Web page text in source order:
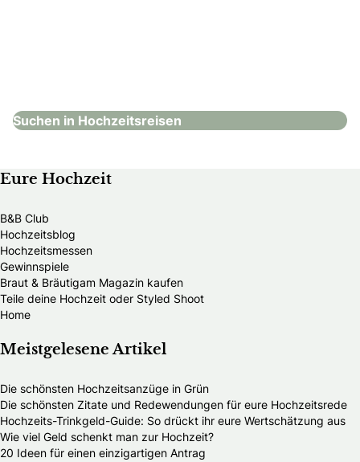
Suchen in Hochzeitsreisen
Eure Hochzeit
B&B Club
Hochzeitsblog
Hochzeitsmessen
Gewinnspiele
Braut & Bräutigam Magazin kaufen
Teile deine Hochzeit oder Styled Shoot
Home
Meistgelesene Artikel
Die schönsten Hochzeitsanzüge in Grün
Die schönsten Zitate und Redewendungen für eure Hochzeitsrede
Hochzeits-Trinkgeld-Guide: So drückt ihr eure Wertschätzung aus
Wie viel Geld schenkt man zur Hochzeit?
20 Ideen für einen einzigartigen Antrag